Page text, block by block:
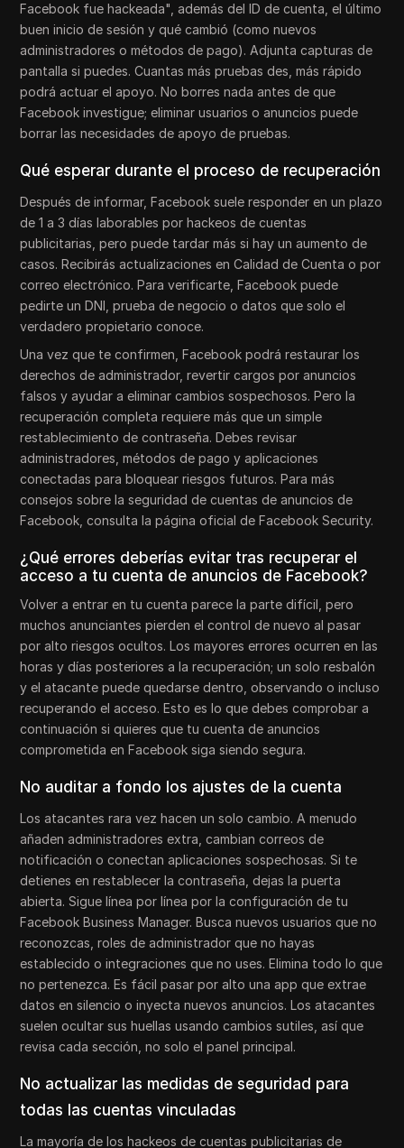
Facebook fue hackeada", además del ID de cuenta, el último
buen inicio de sesión y qué cambió (como nuevos
administradores o métodos de pago). Adjunta capturas de
pantalla si puedes. Cuantas más pruebas des, más rápido
podrá actuar el apoyo. No borres nada antes de que
Facebook investigue; eliminar usuarios o anuncios puede
borrar las necesidades de apoyo de pruebas.
Qué esperar durante el proceso de recuperación
Después de informar, Facebook suele responder en un plazo
de 1 a 3 días laborables por hackeos de cuentas
publicitarias, pero puede tardar más si hay un aumento de
casos. Recibirás actualizaciones en Calidad de Cuenta o por
correo electrónico. Para verificarte, Facebook puede
pedirte un DNI, prueba de negocio o datos que solo el
verdadero propietario conoce.
Una vez que te confirmen, Facebook podrá restaurar los
derechos de administrador, revertir cargos por anuncios
falsos y ayudar a eliminar cambios sospechosos. Pero la
recuperación completa requiere más que un simple
restablecimiento de contraseña. Debes revisar
administradores, métodos de pago y aplicaciones
conectadas para bloquear riesgos futuros. Para más
consejos sobre la seguridad de cuentas de anuncios de
Facebook, consulta la página oficial de Facebook Security.
¿Qué errores deberías evitar tras recuperar el
acceso a tu cuenta de anuncios de Facebook?
Volver a entrar en tu cuenta parece la parte difícil, pero
muchos anunciantes pierden el control de nuevo al pasar
por alto riesgos ocultos. Los mayores errores ocurren en las
horas y días posteriores a la recuperación; un solo resbalón
y el atacante puede quedarse dentro, observando o incluso
recuperando el acceso. Esto es lo que debes comprobar a
continuación si quieres que tu cuenta de anuncios
comprometida en Facebook siga siendo segura.
No auditar a fondo los ajustes de la cuenta
Los atacantes rara vez hacen un solo cambio. A menudo
añaden administradores extra, cambian correos de
notificación o conectan aplicaciones sospechosas. Si te
detienes en restablecer la contraseña, dejas la puerta
abierta. Sigue línea por línea por la configuración de tu
Facebook Business Manager. Busca nuevos usuarios que no
reconozcas, roles de administrador que no hayas
establecido o integraciones que no uses. Elimina todo lo que
no pertenezca. Es fácil pasar por alto una app que extrae
datos en silencio o inyecta nuevos anuncios. Los atacantes
suelen ocultar sus huellas usando cambios sutiles, así que
revisa cada sección, no solo el panel principal.
No actualizar las medidas de seguridad para
todas las cuentas vinculadas
La mayoría de los hackeos de cuentas publicitarias de